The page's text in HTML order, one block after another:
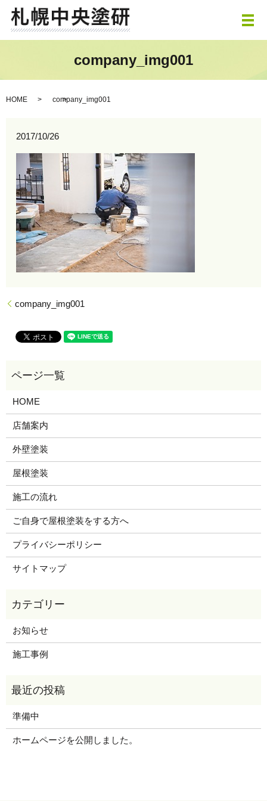
メ
company_img001
HOME company_img001
2017/10/26
company_img001
HOME
店舗案内
外壁塗装
屋根塗装
施工の流れ
ご自身で屋根塗装をする方へ
プライバシーポリシー
サイトマップ
お知らせ
施工事例
準備中
ホームページを公開しました。